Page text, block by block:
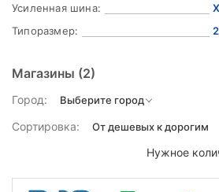
Усиленная шина:
Типоразмер:
Магазины (2)
Город:
Сортировка:
Нужное